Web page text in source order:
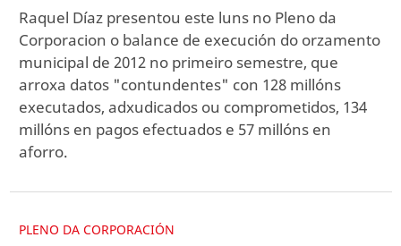
Raquel Díaz presentou este luns no Pleno da
Corporacion o balance de execución do orzamento
municipal de 2012 no primeiro semestre, que
arroxa datos "contundentes" con 128 millóns
executados, adxudicados ou comprometidos, 134
millóns en pagos efectuados e 57 millóns en
aforro.
PLENO DA CORPORACIÓN